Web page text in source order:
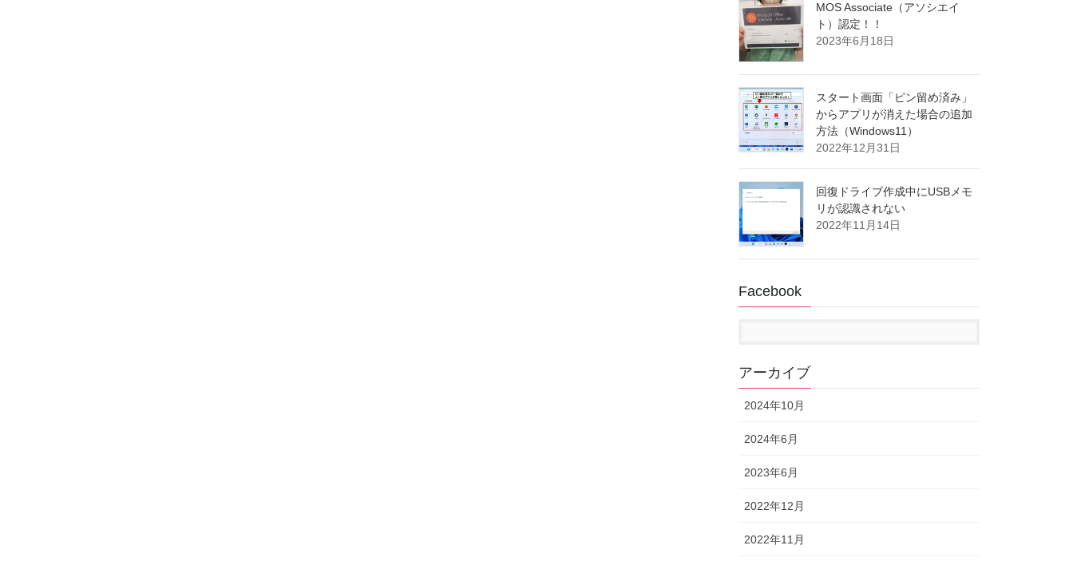
MOS Associate（アソシエイ
ト）認定！！
2023年6月18日
スタート画面「ピン留め済み」
からアプリが消えた場合の追加
方法（Windows11）
2022年12月31日
回復ドライブ作成中にUSBメモ
リが認識されない
2022年11月14日
Facebook
アーカイブ
2024年10月
2024年6月
2023年6月
2022年12月
2022年11月